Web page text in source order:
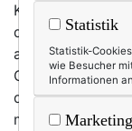
Kinder wieder
die
alle drei
Geschenke
das Aufmachen
muss, bis er
Statistik
Statistik-
wie Besucher
Informationen
Marketing